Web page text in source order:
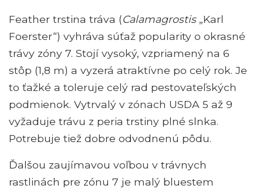
Feather trstina tráva (Calamagrostis„Karl
Foerster“) vyhráva súťaž popularity o okrasné
trávy zóny 7. Stojí vysoký, vzpriamený na 6
stôp (1,8 m) a vyzerá atraktívne po celý rok. Je
to ťažké a toleruje celý rad pestovateľských
podmienok. Vytrvalý v zónach USDA 5 až 9
vyžaduje trávu z peria trstiny plné slnka.
Potrebuje tiež dobre odvodnenú pôdu.
Ďalšou zaujímavou voľbou v trávnych
rastlinách pre zónu 7 je malý bluestem